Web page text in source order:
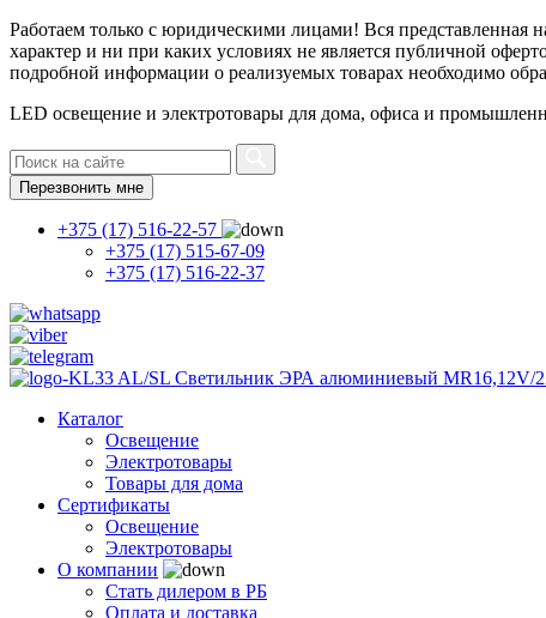
Работаем только с юридическими лицами! Вся представленная
характер и ни при каких условиях не является публичной
подробной информации о реализуемых товарах необходимо
LED освещение и электротовары для дома, офиса и
Перезвонить мне
+375 (17) 516-22-57
+375 (17) 515-67-09
+375 (17) 516-22-37
Каталог
Освещение
Электротовары
Товары для дома
Сертификаты
Освещение
Электротовары
О компании
Стать дилером в РБ
Оплата и доставка